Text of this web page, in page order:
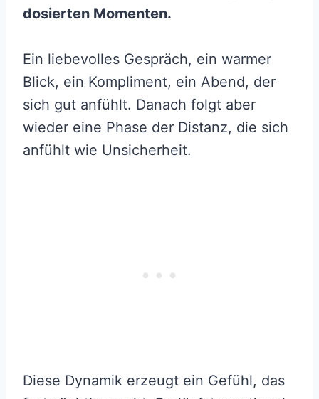
dosierten Momenten.
Ein liebevolles Gespräch, ein warmer
Blick, ein Kompliment, ein Abend, der
sich gut anfühlt. Danach folgt aber
wieder eine Phase der Distanz, die sich
anfühlt wie Unsicherheit.
Diese Dynamik erzeugt ein Gefühl, das